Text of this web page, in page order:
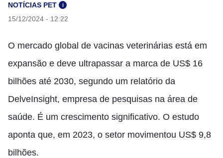
NOTÍCIAS PET i
15/12/2024 - 12:22
O mercado global de vacinas veterinárias está em
expansão e deve ultrapassar a marca de US$ 16
bilhões até 2030, segundo um relatório da
DelveInsight, empresa de pesquisas na área de
saúde. É um crescimento significativo. O estudo
aponta que, em 2023, o setor movimentou US$ 9,8
bilhões.